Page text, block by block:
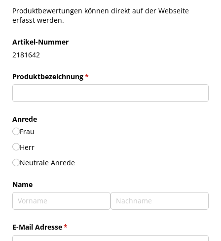
Produktbewertungen können direkt auf der Webseite
erfasst werden.
Artikel-Nummer
2181642
Produktbezeichnung*
(erforderlich)
Anrede
Frau
Herr
Neutrale Anrede
Name
E-Mail Adresse*
(erforderlich)